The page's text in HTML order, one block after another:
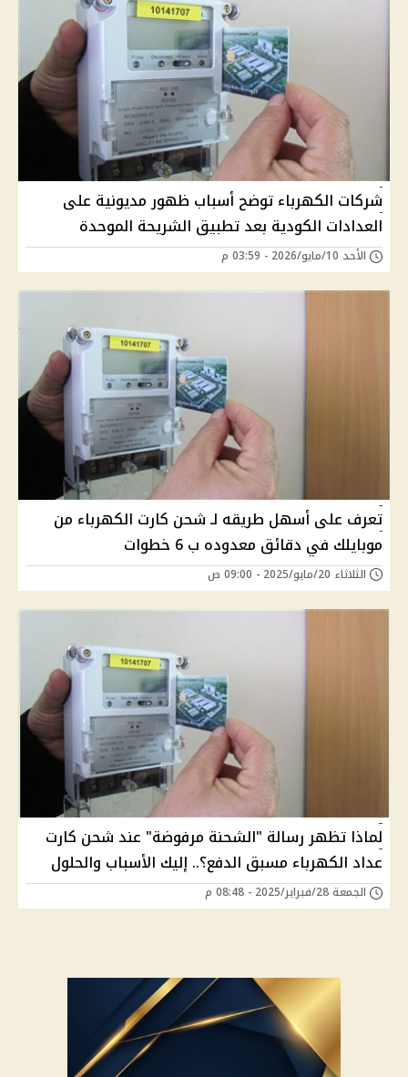
شركات الكهرباء توضح أسباب ظهور مديونية على
العدادات الكودية بعد تطبيق الشريحة الموحدة
الأحد 10/مايو/2026 - 03:59 م
تعرف على أسهل طريقه لـ شحن كارت الكهرباء من
موبايلك في دقائق معدوده ب 6 خطوات
الثلاثاء 20/مايو/2025 - 09:00 ص
لماذا تظهر رسالة "الشحنة مرفوضة" عند شحن كارت
عداد الكهرباء مسبق الدفع؟.. إليك الأسباب والحلول
الجمعة 28/فبراير/2025 - 08:48 م